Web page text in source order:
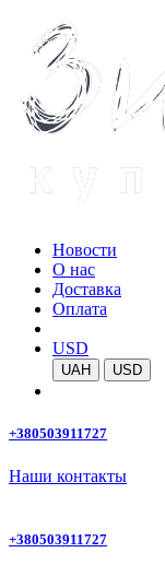
Новости
О нас
Доставка
Оплата
USD
UAH USD
+380503911727
Наши контакты
+380503911727